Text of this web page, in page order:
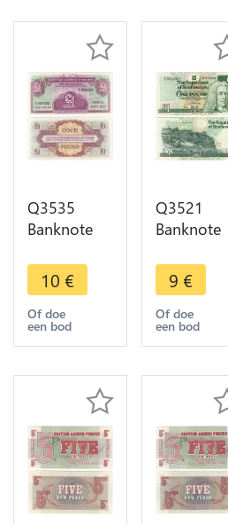
Q3535
Banknote
Kingdom
British Army
Forces
Pound
UNC - Offer
10 €
Of doe
een bod
Q3521
Banknote
Royal Bank
Pound Lord
Hay
Edinburg
9 €
Of doe
een bod